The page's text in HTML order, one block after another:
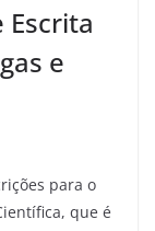
e
para o
que é